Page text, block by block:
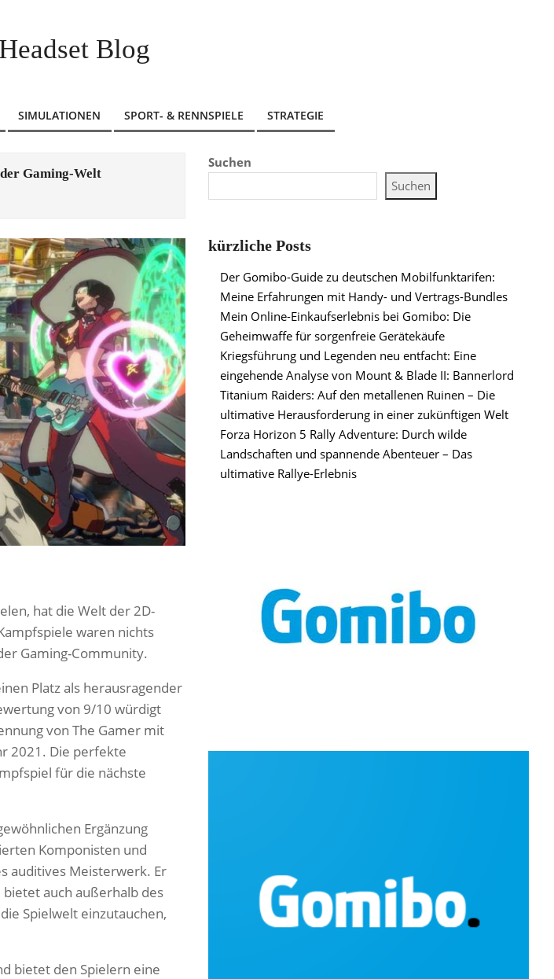
Blog
SIMULATIONEN SPORT- & RENNSPIELE STRATEGIE
Gaming-Welt
hat die Welt der 2D-
waren nichts
Gaming-Community.
Platz als herausragender
von 9/10 würdigt
von The Gamer mit
2021. Die perfekte
für die nächste
Ergänzung
Komponisten und
auditives Meisterwerk. Er
auch außerhalb des
Spielwelt einzutauchen,
bietet den Spielern eine
Suchen
Suchen
kürzliche Posts
Der Gomibo-Guide zu deutschen Mobilfunktarifen:
Meine Erfahrungen mit Handy- und Vertrags-Bundles
Mein Online-Einkaufserlebnis bei Gomibo: Die
Geheimwaffe für sorgenfreie Gerätekäufe
Kriegsführung und Legenden neu entfacht: Eine
eingehende Analyse von Mount & Blade II: Bannerlord
Titanium Raiders: Auf den metallenen Ruinen – Die
ultimative Herausforderung in einer zukünftigen Welt
Forza Horizon 5 Rally Adventure: Durch wilde
Landschaften und spannende Abenteuer – Das
ultimative Rallye-Erlebnis